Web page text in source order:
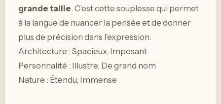
grande taille. C’est cette souplesse qui permet
à la langue de nuancer la pensée et de donner
plus de précision dans l’expression.
Architecture : Spacieux, Imposant
Personnalité : Illustre, De grand nom
Nature : Étendu, Immense